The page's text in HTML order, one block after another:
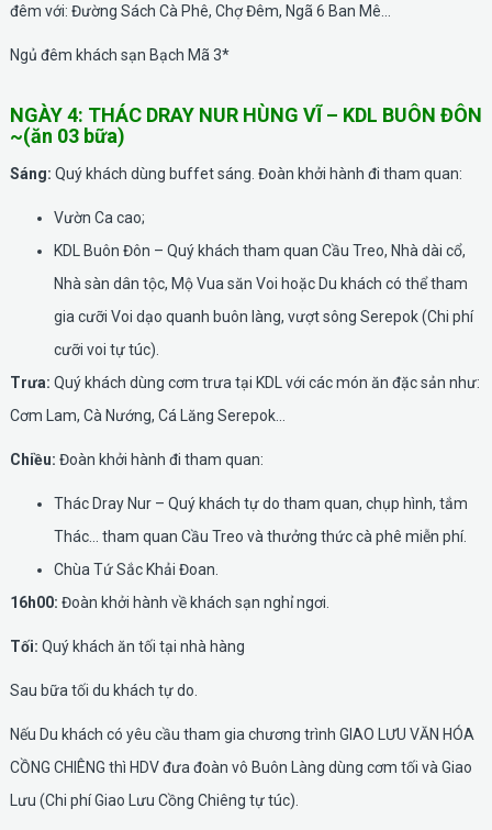
đêm với: Đường Sách Cà Phê, Chợ Đêm, Ngã 6 Ban Mê...
Ngủ đêm khách sạn Bạch Mã 3*
NGÀY 4: THÁC DRAY NUR HÙNG VĨ – KDL BUÔN ĐÔN
~(ăn 03 bữa)
Sáng: Quý khách dùng buffet sáng. Đoàn khởi hành đi tham quan:
Vườn Ca cao;
KDL Buôn Đôn – Quý khách tham quan Cầu Treo, Nhà dài cổ,
Nhà sàn dân tộc, Mộ Vua săn Voi hoặc Du khách có thể tham
gia cưỡi Voi dạo quanh buôn làng, vượt sông Serepok (Chi phí
cưỡi voi tự túc).
Trưa: Quý khách dùng cơm trưa tại KDL với các món ăn đặc sản như:
Cơm Lam, Cà Nướng, Cá Lăng Serepok...
Chiều: Đoàn khởi hành đi tham quan:
Thác Dray Nur – Quý khách tự do tham quan, chụp hình, tắm
Thác... tham quan Cầu Treo và thưởng thức cà phê miễn phí.
Chùa Tứ Sắc Khải Đoan.
16h00: Đoàn khởi hành về khách sạn nghỉ ngơi.
Tối: Quý khách ăn tối tại nhà hàng
Sau bữa tối du khách tự do.
Nếu Du khách có yêu cầu tham gia chương trình GIAO LƯU VĂN HÓA
CỒNG CHIÊNG thì HDV đưa đoàn vô Buôn Làng dùng cơm tối và Giao
Lưu (Chi phí Giao Lưu Cồng Chiêng tự túc).